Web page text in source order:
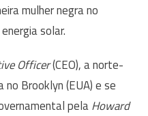
mulher negra no
solar.
Officer(CEO), a norte-
Brooklyn (EUA) e se
pelaHoward